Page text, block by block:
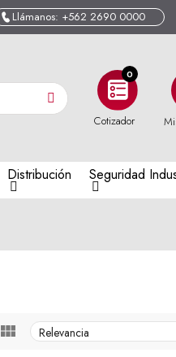
Llámanos: +562 2690 0000
0
Cotizador
Distribución Seguridad
 Relevancia